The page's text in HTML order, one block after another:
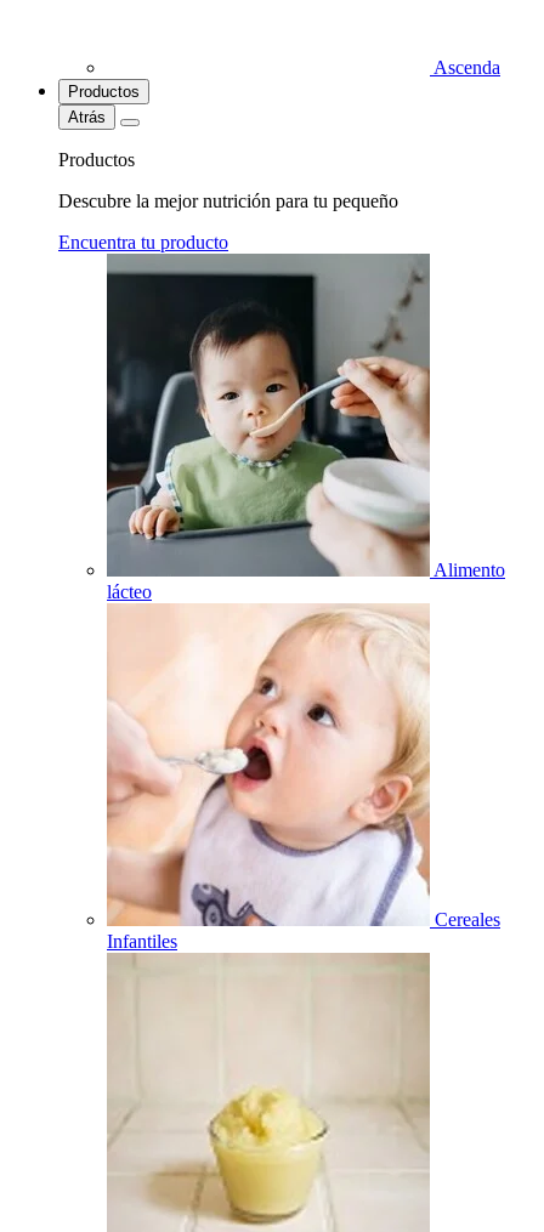
Ascenda
Productos
Atrás
Productos
Descubre la mejor nutrición para tu pequeño
Encuentra tu producto
Alimento
lácteo
Cereales
Infantiles